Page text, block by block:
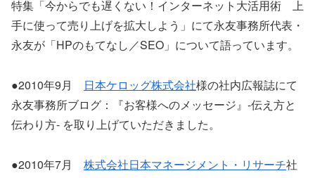
特集「今からでも遅くない！インターネット大活用術 上
手に使って売り上げを拡大しよう」にて永友事務所代表・
永友が「HPのもてなし／SEO」について語っています。
●2010年9月 日本ケロッグ株式会社様の社内広報誌にて
永友事務所ブログ：『お客様へのメッセージ』-伝え方と
伝わり方- を取り上げていただきました。
●2010年7月 株式会社日本マネージメント・リサーチ社